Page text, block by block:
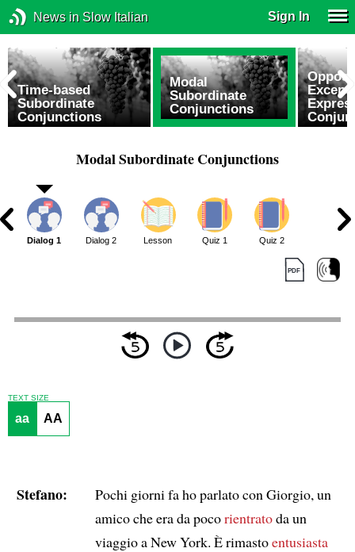
News in Slow Italian Sign In
Time-based
Subordinate
Conjunctions
Modal
Subordinate
Conjunctions
Modal Subordinate Conjunctions
Dialog 1 Dialog 2 Lesson Quiz 1 Quiz 2
TEXT SIZE
aa AA
Stefano:
Pochi giorni fa ho parlato con Giorgio, un
amico che era da pocorientratoda un
viaggio a New York. È rimastoentusiasta